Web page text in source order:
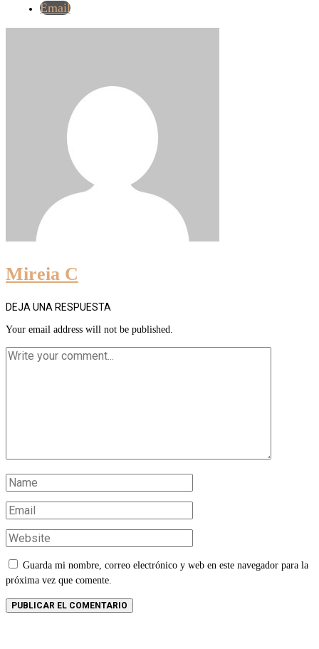
Email
Mireia C
DEJA UNA RESPUESTA
Your email address will not be published.
Guarda mi nombre, correo electrónico y web en este navegador para la
próxima vez que comente.